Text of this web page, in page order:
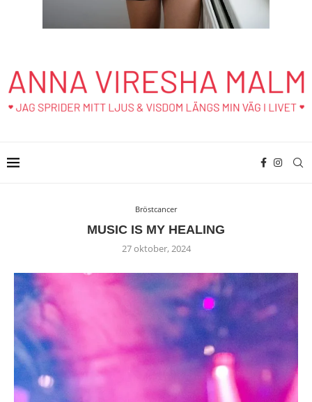
Bröstcancer
MUSIC IS MY HEALING
27 oktober, 2024